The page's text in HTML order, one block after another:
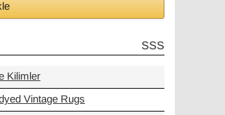
SSS
Kilimler
Vintage Rugs